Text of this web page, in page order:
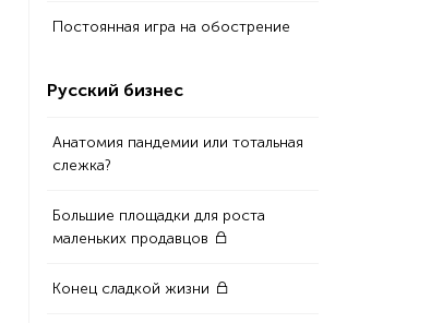
Постоянная игра на обострение
Русский бизнес
Анатомия пандемии или тотальная
слежка?
Большие площадки для роста
маленьких продавцов
Конец сладкой жизни